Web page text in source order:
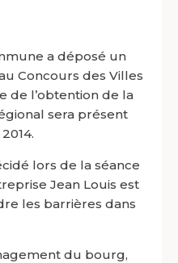
a déposé un
Concours des Villes
de l’obtention de la
sera présent
lors de la séance
Jean Louis est
les barrières dans
du bourg,